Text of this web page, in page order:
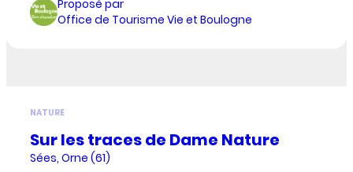
Proposé par
Office de Tourisme Vie et Boulogne
NATURE
Sur les traces de Dame Nature
Sées, Orne (61)